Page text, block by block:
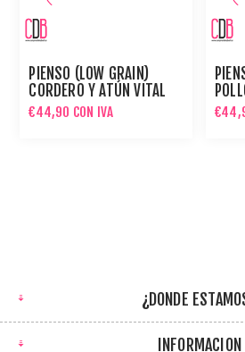
PIENSO (LOW GRAIN)
CORDERO Y ATÚN VITAL
HEALTH 15KG PARA
PERROS
€44,90 CON IVA
¿DONDE
INFORMACION